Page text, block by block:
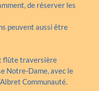
de réserver les
peuvent aussi être
flûte traversière
Notre-Dame, avec le
Communauté.